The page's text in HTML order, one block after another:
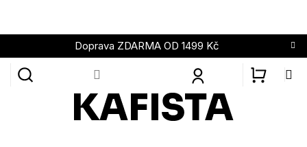
obsah
Doprava ZDARMA OD 1499 Kč